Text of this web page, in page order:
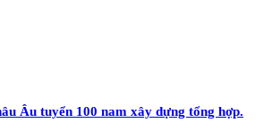
Âu tuyển 100 nam xây dựng tổng hợp.